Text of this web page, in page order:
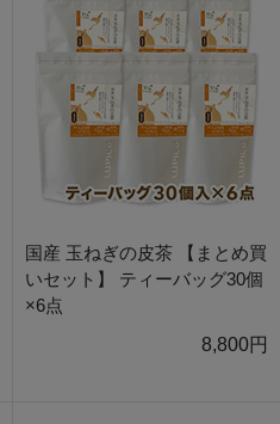
国産 玉ねぎの皮茶 【まとめ買
いセット】 ティーバッグ30個
×6点
8,800円